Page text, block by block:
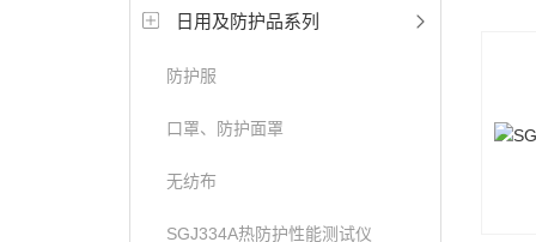
日用及防护品系列
防护服
口罩、防护面罩
无纺布
SGJ334A热防护性能测试仪